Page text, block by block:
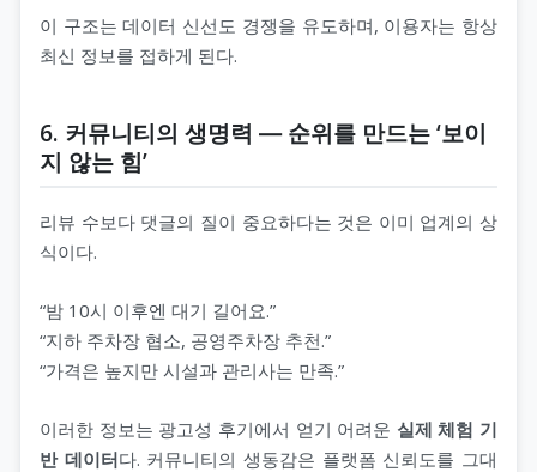
이 구조는 데이터 신선도 경쟁을 유도하며, 이용자는 항상
최신 정보를 접하게 된다.
6. 커뮤니티의 생명력 ― 순위를 만드는 ‘보이
지 않는 힘’
리뷰 수보다 댓글의 질이 중요하다는 것은 이미 업계의 상
식이다.
“밤 10시 이후엔 대기 길어요.”
“지하 주차장 협소, 공영주차장 추천.”
“가격은 높지만 시설과 관리사는 만족.”
이러한 정보는 광고성 후기에서 얻기 어려운 실제 체험 기
반 데이터다. 커뮤니티의 생동감은 플랫폼 신뢰도를 그대